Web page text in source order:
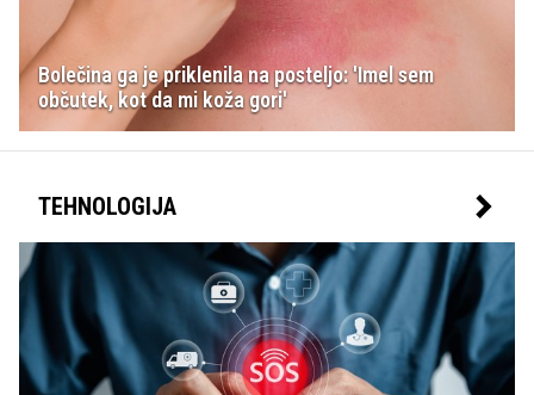
Bolečina ga je priklenila na posteljo: 'Imel sem
občutek, kot da mi koža gori'
TEHNOLOGIJA